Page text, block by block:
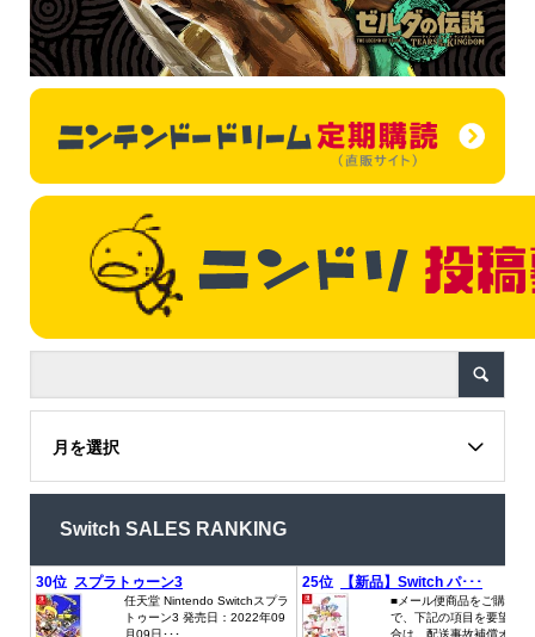
月を選択
Switch SALES RANKING